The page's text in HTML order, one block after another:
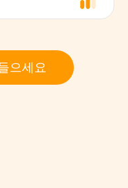
으세요